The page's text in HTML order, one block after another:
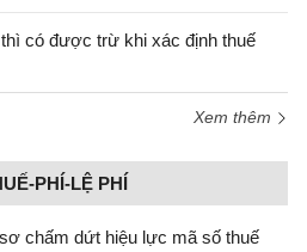
có được trừ khi xác định thuế
Xem thêm
PHÍ-LỆ PHÍ
chấm dứt hiệu lực mã số thuế